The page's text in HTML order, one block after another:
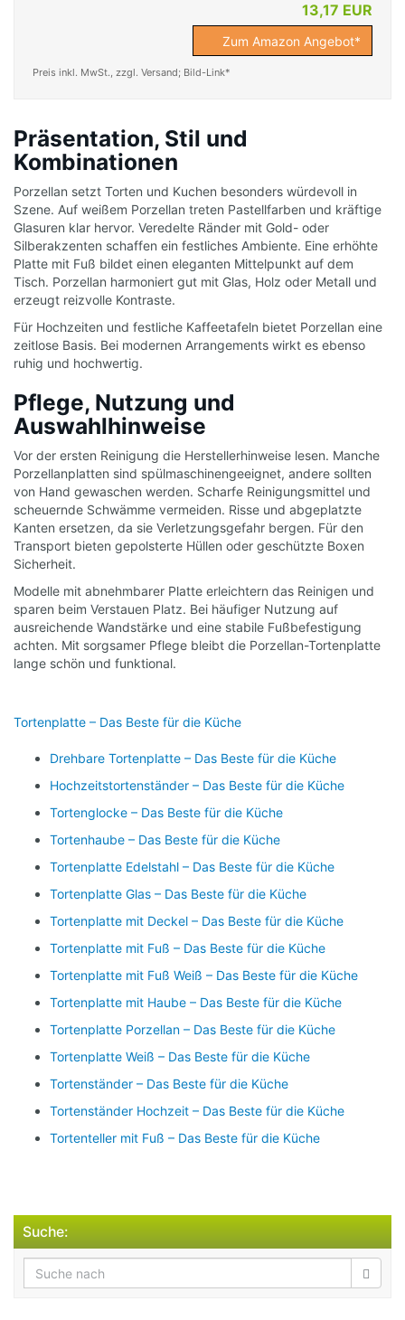
13,17 EUR
Zum Amazon Angebot*
Preis inkl. MwSt., zzgl. Versand; Bild-Link*
Präsentation, Stil und
Kombinationen
Porzellan setzt Torten und Kuchen besonders würdevoll in
Szene. Auf weißem Porzellan treten Pastellfarben und kräftige
Glasuren klar hervor. Veredelte Ränder mit Gold- oder
Silberakzenten schaffen ein festliches Ambiente. Eine erhöhte
Platte mit Fuß bildet einen eleganten Mittelpunkt auf dem
Tisch. Porzellan harmoniert gut mit Glas, Holz oder Metall und
erzeugt reizvolle Kontraste.
Für Hochzeiten und festliche Kaffeetafeln bietet Porzellan eine
zeitlose Basis. Bei modernen Arrangements wirkt es ebenso
ruhig und hochwertig.
Pflege, Nutzung und
Auswahlhinweise
Vor der ersten Reinigung die Herstellerhinweise lesen. Manche
Porzellanplatten sind spülmaschinengeeignet, andere sollten
von Hand gewaschen werden. Scharfe Reinigungsmittel und
scheuernde Schwämme vermeiden. Risse und abgeplatzte
Kanten ersetzen, da sie Verletzungsgefahr bergen. Für den
Transport bieten gepolsterte Hüllen oder geschützte Boxen
Sicherheit.
Modelle mit abnehmbarer Platte erleichtern das Reinigen und
sparen beim Verstauen Platz. Bei häufiger Nutzung auf
ausreichende Wandstärke und eine stabile Fußbefestigung
achten. Mit sorgsamer Pflege bleibt die Porzellan-Tortenplatte
lange schön und funktional.
Tortenplatte – Das Beste für die Küche
Drehbare Tortenplatte – Das Beste für die Küche
Hochzeitstortenständer – Das Beste für die Küche
Tortenglocke – Das Beste für die Küche
Tortenhaube – Das Beste für die Küche
Tortenplatte Edelstahl – Das Beste für die Küche
Tortenplatte Glas – Das Beste für die Küche
Tortenplatte mit Deckel – Das Beste für die Küche
Tortenplatte mit Fuß – Das Beste für die Küche
Tortenplatte mit Fuß Weiß – Das Beste für die Küche
Tortenplatte mit Haube – Das Beste für die Küche
Tortenplatte Porzellan – Das Beste für die Küche
Tortenplatte Weiß – Das Beste für die Küche
Tortenständer – Das Beste für die Küche
Tortenständer Hochzeit – Das Beste für die Küche
Tortenteller mit Fuß – Das Beste für die Küche
Suche: